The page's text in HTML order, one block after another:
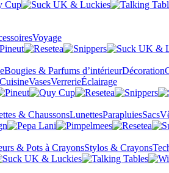
Voyage
Bougies & Parfums d’intérieurDécoration
VasesVerrerieÉclairage
& ChaussonsLunettesParapluiesSacs
& Pots à CrayonsStylos & Crayons